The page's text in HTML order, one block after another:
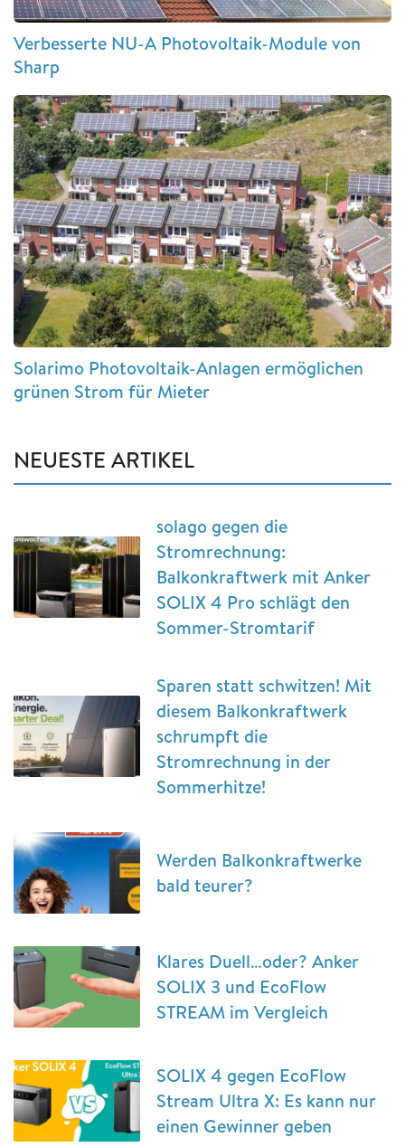
Verbesserte NU-A Photovoltaik-Module von
Sharp
Solarimo Photovoltaik-Anlagen ermöglichen
grünen Strom für Mieter
NEUESTE ARTIKEL
solago gegen die
Stromrechnung:
Balkonkraftwerk mit Anker
SOLIX 4 Pro schlägt den
Sommer-Stromtarif
Sparen statt schwitzen! Mit
diesem Balkonkraftwerk
schrumpft die
Stromrechnung in der
Sommerhitze!
Werden Balkonkraftwerke
bald teurer?
Klares Duell…oder? Anker
SOLIX 3 und EcoFlow
STREAM im Vergleich
SOLIX 4 gegen EcoFlow
Stream Ultra X: Es kann nur
einen Gewinner geben